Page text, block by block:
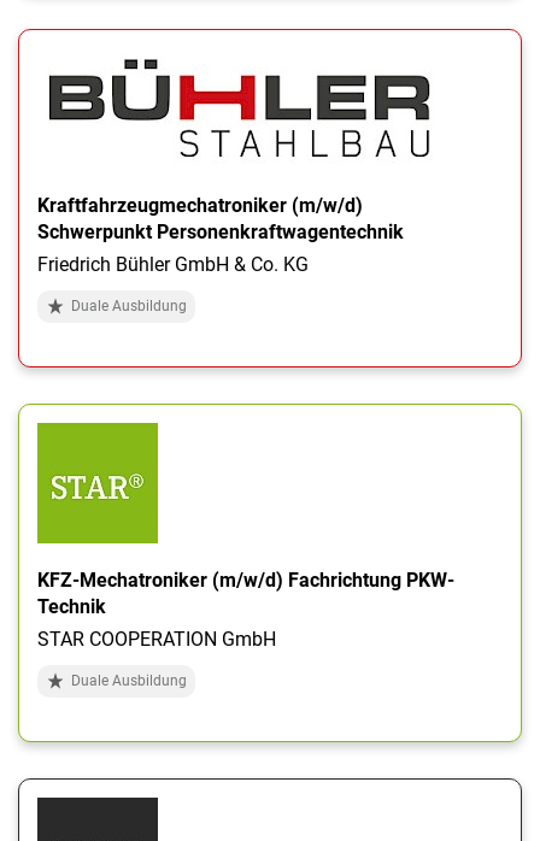
Kraftfahrzeugmechatroniker (m/w/d)
Schwerpunkt Personenkraftwagentechnik
Friedrich Bühler GmbH & Co. KG
Duale Ausbildung
KFZ-Mechatroniker (m/w/d) Fachrichtung PKW-
Technik
STAR COOPERATION GmbH
Duale Ausbildung